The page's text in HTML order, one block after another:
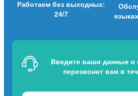
Работаем без выходных:
24/7
Введите ваши данные и
перезвонит вам в